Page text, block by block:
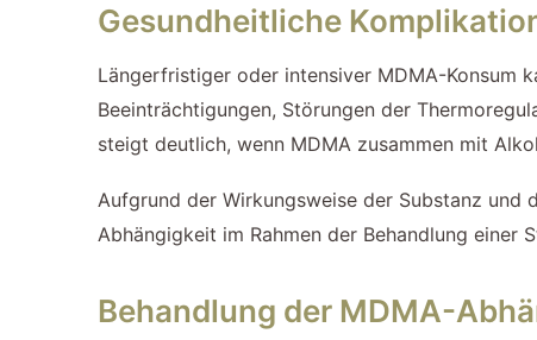
Gesundheitliche
Längerfristiger oder intensiver MDMA-Konsum
Beeinträchtigungen, Störungen der
steigt deutlich, wenn MDMA zusammen mit
Aufgrund der Wirkungsweise der Substanz und
Abhängigkeit im Rahmen der Behandlung
Behandlung der MDMA-